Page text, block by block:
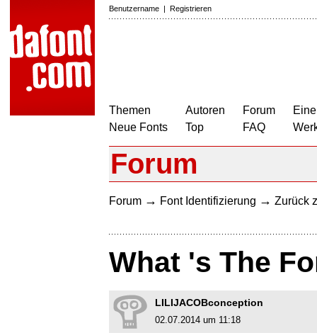
Benutzername | Registrieren
Themen
Neue Fonts
Autoren
Top
Forum
FAQ
Forum
Forum → Font Identifizierung → Zurück
What 's The
LILIJACOBconception
02.07.2014 um 11:18